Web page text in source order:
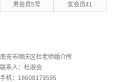
男会员5号 女会员41
南充市顺庆区杜老师婚介所
联系人：杜淑会
手机：18608179595